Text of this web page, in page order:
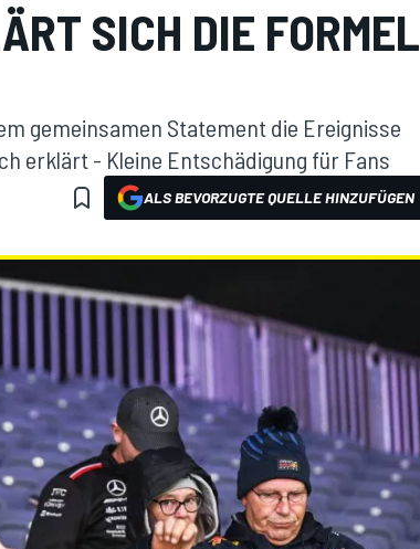
SICH DIE FORMEL
gemeinsamen Statement die Ereignisse
erklärt - Kleine Entschädigung für Fans
ALS BEVORZUGTE QUELLE HINZUFÜGEN